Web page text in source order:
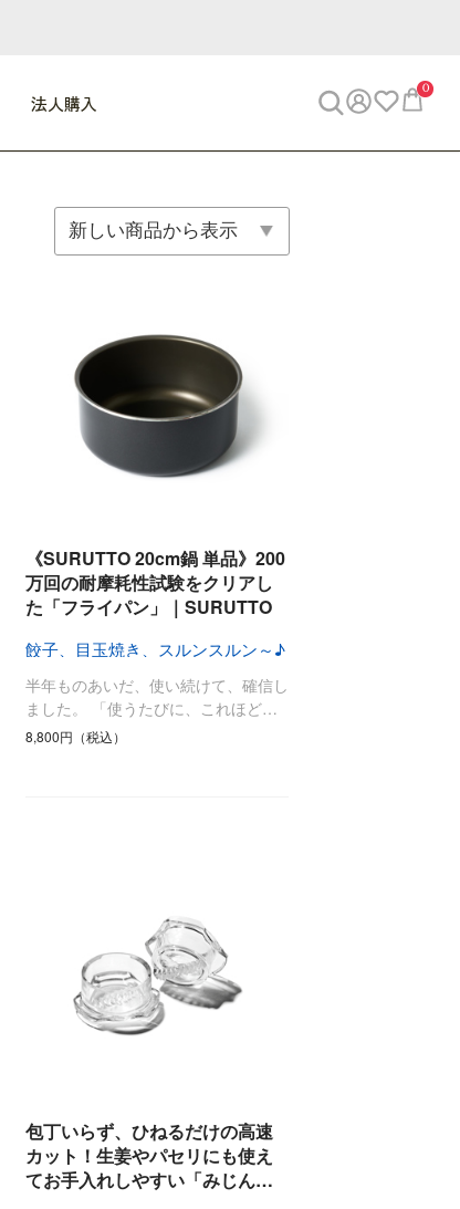
最後のひと口までキンキン
ビジネス
椅子・クッション
ビジネス／小物
寝具
掛け寝具
パジャマ
枕・小物
すべて
ドリンク
フード
すべて
旅行
アウトドア
10,000円 - 30,000円 30,000円以上
ENJOY
思い出トラベル
外で過ごすって最高
好き・・にどっぷり
法人購入
0
《SURUTTO 20cm鍋 単品》200
万回の耐摩耗性試験をクリアし
た「フライパン」｜SURUTTO
餃子、目玉焼き、スルンスルン～♪
半年ものあいだ、使い続けて、確信し
ました。 「使うたびに、これほど…
8,800円（税込）
包丁いらず、ひねるだけの高速
カット！生姜やパセリにも使え
てお手入れしやすい「みじん…